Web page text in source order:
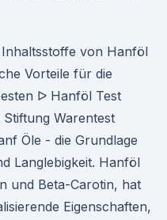
von Hanföl
Vorteile für die
ᐅ Hanföl Test
Warentest
Öle - die Grundlage
Langlebigkeit. Hanföl
und Beta-Carotin, hat
Eigenschaften,